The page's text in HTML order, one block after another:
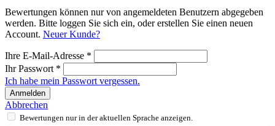
Bewertungen können nur von angemeldeten Benutzern abgegeben
werden. Bitte loggen Sie sich ein, oder erstellen Sie einen neuen
Account. Neuer Kunde?
Ihre E-Mail-Adresse *
Ihr Passwort *
Ich habe mein Passwort vergessen.
Anmelden
Abbrechen
Bewertungen nur in der aktuellen Sprache anzeigen.